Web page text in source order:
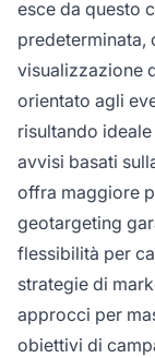
esce da questo
predeterminata,
visualizzazione
orientato agli
risultando
avvisi basati
offra maggiore
geotargeting
flessibilità per
strategie di
approcci per
obiettivi di